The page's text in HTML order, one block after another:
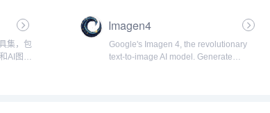
会员可获得每...
集，包
AI图像
Imagen4
Google's Imagen 4, the revolutionary
text-to-image AI model. Generate